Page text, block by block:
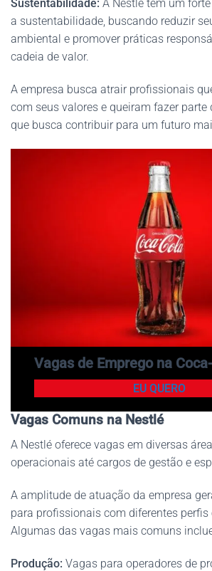
Sustentabilidade: A Nestlé tem um
a sustentabilidade, buscando reduzir
ambiental e promover práticas
cadeia de valor.
A empresa busca atrair profissionais
com seus valores e queiram fazer parte
que busca contribuir para um futuro
Vagas de Emprego na
EU QUERO
Vagas Comuns na Nestlé
A Nestlé oferece vagas em diversas
operacionais até cargos de gestão e
A amplitude de atuação da empresa
para profissionais com diferentes perfis
Algumas das vagas mais comuns
Produção: Vagas para operadores de